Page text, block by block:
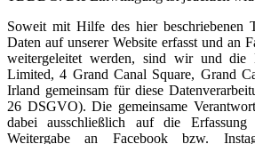
Soweit mit Hilfe des hier beschriebenen
Daten auf unserer Website erfasst und an
weitergeleitet werden, sind wir und die
Limited, 4 Grand Canal Square, Grand
Irland gemeinsam für diese
26 DSGVO). Die gemeinsame
dabei ausschließlich auf die
Weitergabe an Facebook bzw.